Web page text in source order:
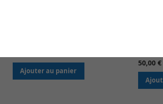
Ajouter au panier
t
50,00 €